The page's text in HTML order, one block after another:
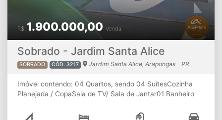
Sobrado - Jardim Santa Alice
SOBRADO CÓD. 3217 Jardim Santa Alice, Arapongas - PR
R$ 1.900.000,00 Venda
Imóvel contendo: 04 Quartos, sendo 04 SuítesCozinha
Planejada / CopaSala de TV/ Sala de Jantar01 Banheiro
churrasqueiraPiscina 03 Vagas de garagem